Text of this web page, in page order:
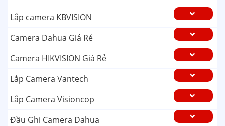
Lắp camera KBVISION
Camera Dahua Giá Rẻ
Camera HIKVISION Giá Rẻ
Lắp Camera Vantech
Lắp Camera Visioncop
Đầu Ghi Camera Dahua